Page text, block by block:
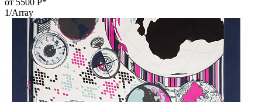
от 5500 Р*
1/Array